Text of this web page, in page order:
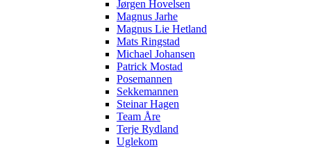
Jørgen Hovelsen
Magnus Jarhe
Magnus Lie Hetland
Mats Ringstad
Michael Johansen
Patrick Mostad
Posemannen
Sekkemannen
Steinar Hagen
Team Åre
Terje Rydland
Uglekom